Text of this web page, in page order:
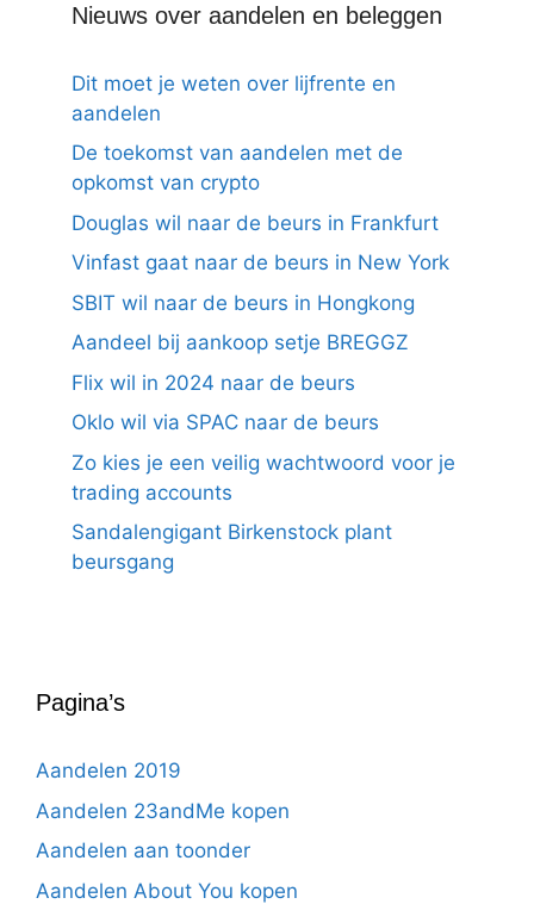
Nieuws over aandelen en beleggen
Dit moet je weten over lijfrente en
aandelen
De toekomst van aandelen met de
opkomst van crypto
Douglas wil naar de beurs in Frankfurt
Vinfast gaat naar de beurs in New York
SBIT wil naar de beurs in Hongkong
Aandeel bij aankoop setje BREGGZ
Flix wil in 2024 naar de beurs
Oklo wil via SPAC naar de beurs
Zo kies je een veilig wachtwoord voor je
trading accounts
Sandalengigant Birkenstock plant
beursgang
Pagina’s
Aandelen 2019
Aandelen 23andMe kopen
Aandelen aan toonder
Aandelen About You kopen